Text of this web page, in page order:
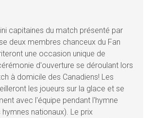
capitaines du match présenté par
deux membres chanceux du Fan
une occasion unique de
d'ouverture se déroulant lors
à domicile des Canadiens! Les
les joueurs sur la glace et se
avec l'équipe pendant l'hymne
nationaux). Le prix